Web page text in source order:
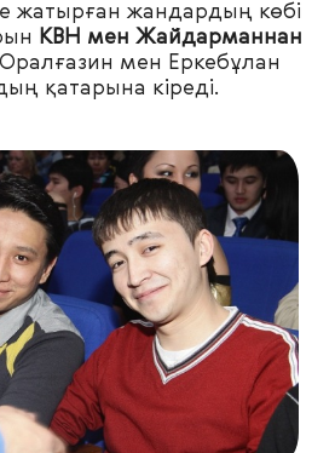
жатырған жандардың көбі
КВН мен Жайдарманнан
мен Еркебұлан
қатарына кіреді.